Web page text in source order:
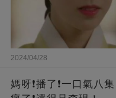
2024/04/28
媽呀❗️播了❗一口氣八